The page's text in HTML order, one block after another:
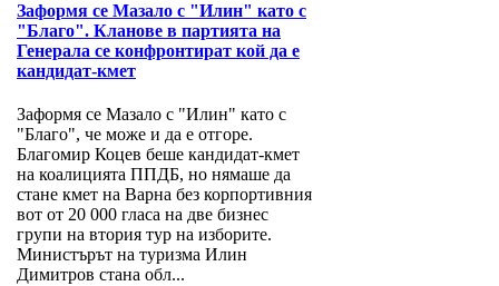
Заформя се Мазало с "Илин" като с
"Благо". Кланове в партията на
Генерала се конфронтират кой да е
кандидат-кмет
Заформя се Мазало с "Илин" като с
"Благо", че може и да е отгоре.
Благомир Коцев беше кандидат-кмет
на коалицията ППДБ, но нямаше да
стане кмет на Варна без корпортивния
вот от 20 000 гласа на две бизнес
групи на втория тур на изборите.
Министърът на туризма Илин
Димитров стана обл...